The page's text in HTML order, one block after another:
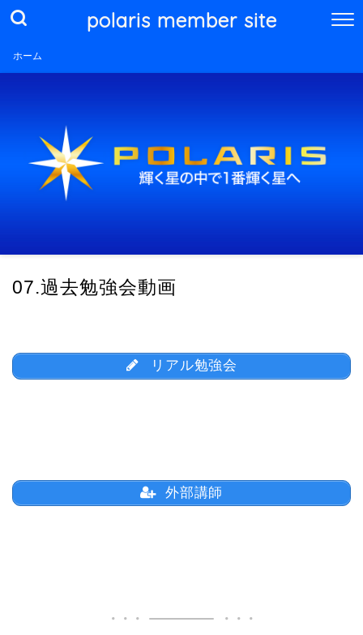
polaris member site
ホーム
07.過去勉強会動画
リアル勉強会
外部講師